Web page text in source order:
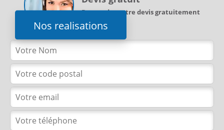
Nos realisations
Demandez votre devis gratuitement